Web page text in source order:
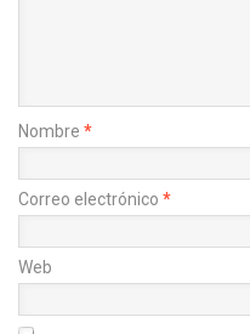
Nombre *
Correo electrónico *
Web